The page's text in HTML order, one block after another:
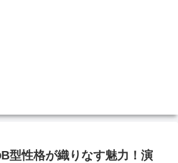
型性格が織りなす魅力！演